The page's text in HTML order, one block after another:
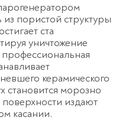
пористой структуры
ста
уничтожение
керамического
морозно
издают
касании.